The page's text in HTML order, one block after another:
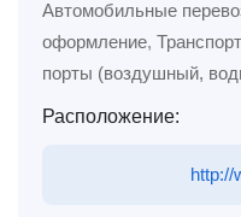
Автомобильные
оформление,
порты (воздушный,
Расположение:
http://